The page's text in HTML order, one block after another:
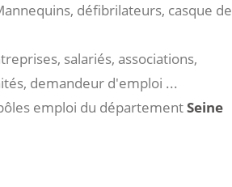
défibrilateurs, casque de
salariés, associations,
demandeur d'emploi ...
emploi du départementSeine